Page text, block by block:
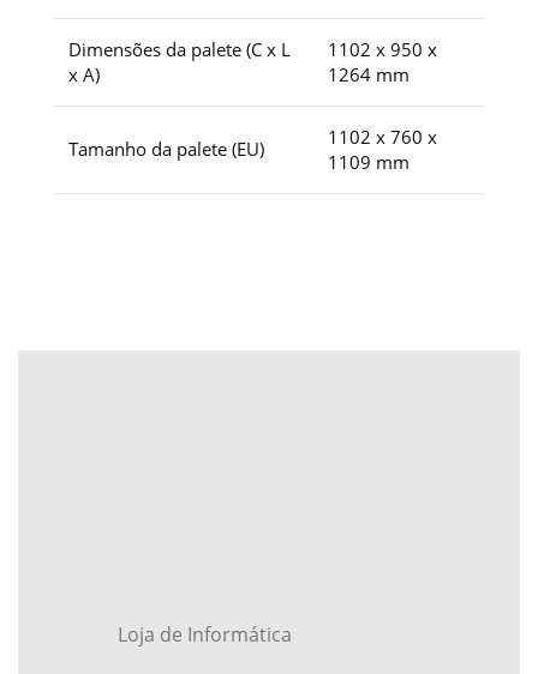
Dimensões da palete (C x L
x A)
1102 x 950 x
1264 mm
Tamanho da palete (EU)
1102 x 760 x
1109 mm
Loja de Informática